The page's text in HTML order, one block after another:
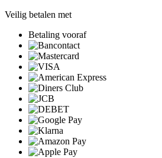
Veilig betalen met
Betaling vooraf